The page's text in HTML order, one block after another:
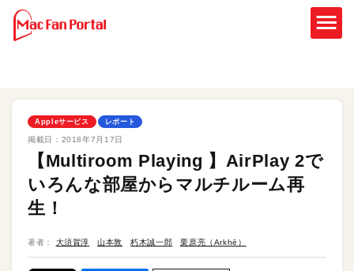
Appleサービス レポート
掲載日： 2018年7月17日
【Multiroom Playing 】AirPlay 2で
いろんな部屋からマルチルーム再
生！
著者： 大須賀淳 山本敦 朽木誠一郎 栗原亮（Arkhē）